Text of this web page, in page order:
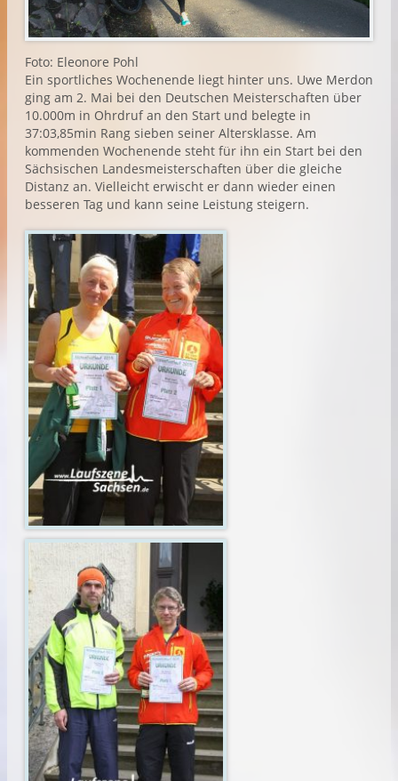
Foto: Eleonore Pohl
Ein sportliches Wochenende liegt hinter uns. Uwe Merdon
ging am 2. Mai bei den Deutschen Meisterschaften über
10.000m in Ohrdruf an den Start und belegte in
37:03,85min Rang sieben seiner Altersklasse. Am
kommenden Wochenende steht für ihn ein Start bei den
Sächsischen Landesmeisterschaften über die gleiche
Distanz an. Vielleicht erwischt er dann wieder einen
besseren Tag und kann seine Leistung steigern.